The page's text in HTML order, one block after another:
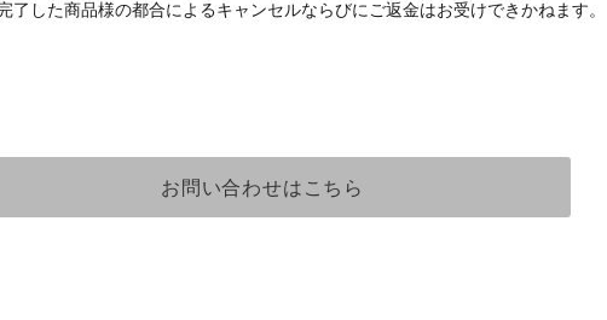
了した商品様の都合によるキャンセルならびにご返金はお受けできかねます。